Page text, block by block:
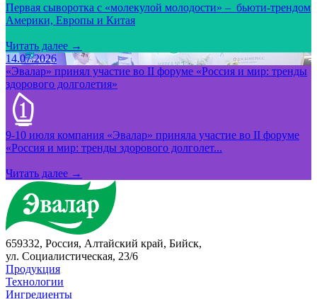
Первая сыворотка с «молекулой молодости» – бьюти-трендом
Америки, Европы и Китая
Читать далее →
14.07.2026
«Эвалар» принял участие во II форуме «Россия и мир: тренды
здорового долголетия»
9-10 июля компания «Эвалар» приняла участие во II форуме
«Россия и мир: тренды здорового долголет...
Читать далее →
659332, Россия, Алтайский край, Бийск,
ул. Социалистическая, 23/6
Продукция
Технологии
Ингредиенты